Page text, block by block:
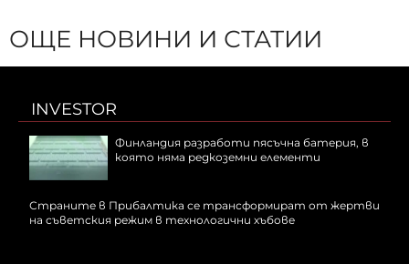
ОЩЕ НОВИНИ И СТАТИИ
INVESTOR
Финландия разработи пясъчна батерия, в
която няма редкоземни елементи
Страните в Прибалтика се трансформират от жертви
на съветския режим в технологични хъбове